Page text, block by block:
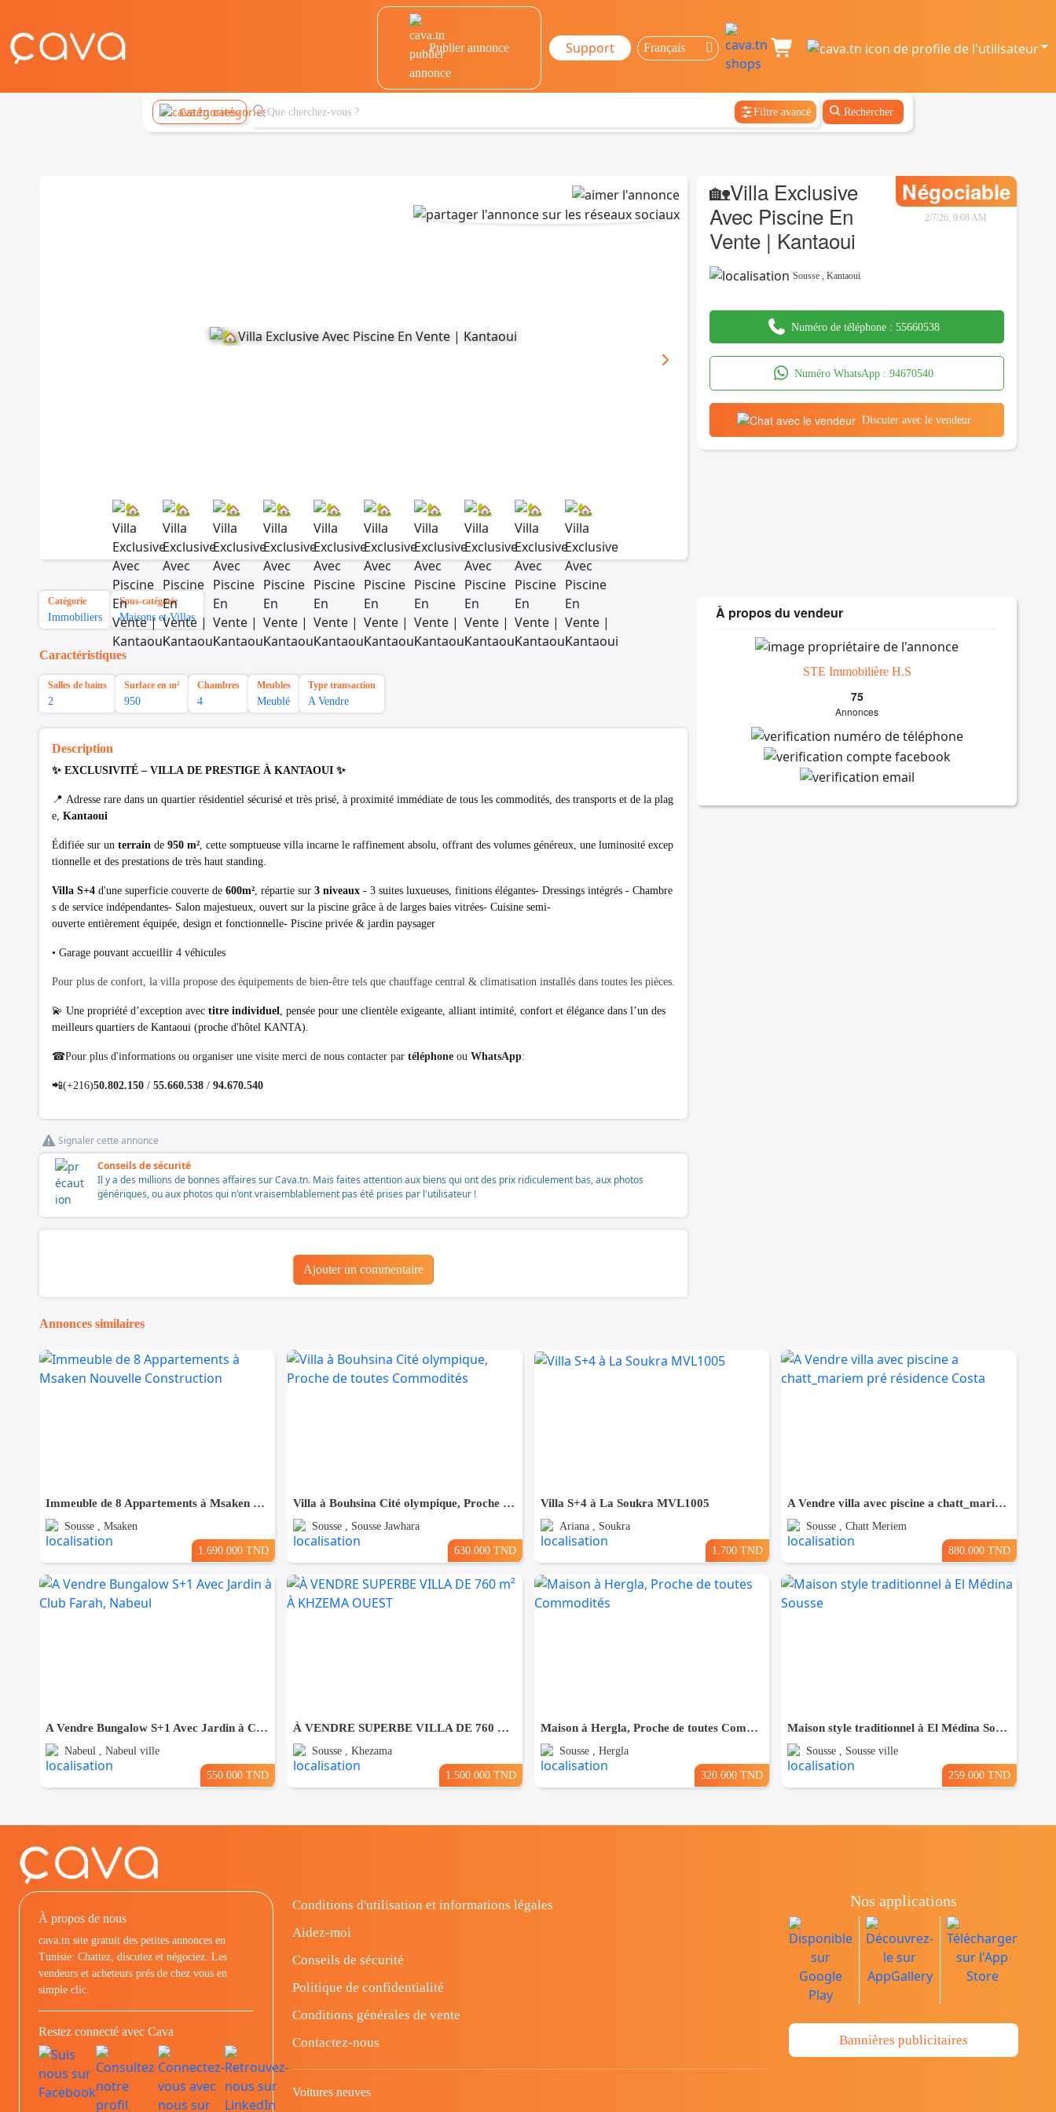
Publier annonce Support
Catégories Filtre avancé Rechercher
🏡Villa Exclusive
Avec Piscine En
Vente | Kantaoui
Négociable
2/7/26, 9:08 AM
Sousse ,Kantaoui
Numéro de téléphone : 55660538
Numéro WhatsApp :94670540
Discuter avec le vendeur
Catégorie
Immobiliers
Sous-catégorie
Maisons et Villas
Caractéristiques
Salles de bains
2
Surface en m²
950
Chambres
4
Meubles
Meublé
Type transaction
A Vendre
Description
✨ EXCLUSIVITÉ – VILLA DE PRESTIGE À KANTAOUI ✨
📍 Adresse rare dans un quartier résidentiel sécurisé et très prisé, à proximité immédiate de tous les commodités, des transports et de la plag
e, Kantaoui
Édifiée sur un terrain de 950 m², cette somptueuse villa incarne le raffinement absolu, offrant des volumes généreux, une luminosité excep
tionnelle et des prestations de très haut standing.
Villa S+4 d'une superficie couverte de 600m², répartie sur 3 niveaux - 3 suites luxueuses, finitions élégantes- Dressings intégrés - Chambre
s de service indépendantes- Salon majestueux, ouvert sur la piscine grâce à de larges baies vitrées- Cuisine semi-
ouverte entièrement équipée, design et fonctionnelle- Piscine privée & jardin paysager
• Garage pouvant accueillir 4 véhicules
Pour plus de confort, la villa propose des équipements de bien-être tels que chauffage central & climatisation installés dans toutes les pièces.
💫 Une propriété d’exception avec titre individuel, pensée pour une clientèle exigeante, alliant intimité, confort et élégance dans l’un des
meilleurs quartiers de Kantaoui (proche d'hôtel KANTA).
☎Pour plus d'informations ou organiser une visite merci de nous contacter par téléphone ou WhatsApp:
📲(+216)50.802.150 / 55.660.538 / 94.670.540
Signaler cette annonce
Conseils de sécurité
Il y a des millions de bonnes affaires sur Cava.tn. Mais faites attention aux biens qui ont des prix ridiculement bas, aux photos
génériques, ou aux photos qui n'ont vraisemblablement pas été prises par l'utilisateur !
Ajouter un commentaire
À propos du vendeur
STE Immobilière H.S
75
Annonces
Annonces similaires
Immeuble de 8 Appartements à Msaken Nouvelle Construction
Sousse , Msaken
1.690.000 TND
Villa à Bouhsina Cité olympique, Proche de toutes Commodités
Sousse , Sousse Jawhara
630.000 TND
Villa S+4 à La Soukra MVL1005
Ariana , Soukra
1.700 TND
A Vendre villa avec piscine a chatt_mariem pré résidence Costa
Sousse , Chatt Meriem
880.000 TND
A Vendre Bungalow S+1 Avec Jardin à Club Farah, Nabeul
Nabeul , Nabeul ville
550.000 TND
À VENDRE SUPERBE VILLA DE 760 m² À KHZEMA OUEST
Sousse , Khezama
1.500.000 TND
Maison à Hergla, Proche de toutes Commodités
Sousse , Hergla
320.000 TND
Maison style traditionnel à El Médina Sousse
Sousse , Sousse ville
259.000 TND
À propos de nous
cava.tn site gratuit des petites annonces en
Tunisie: Chattez, discutez et négociez. Les
vendeurs et acheteurs prés de chez vous en
simple clic.
Restez connecté avec Cava
Conditions d'utilisation et informations légales
Aidez-moi
Conseils de sécurité
Politique de confidentialité
Conditions générales de vente
Contactez-nous
Voitures neuves
Nos applications
Bannières publicitaires